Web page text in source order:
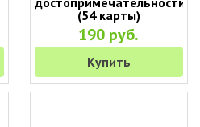
(54 карты)
190 руб.
Купить